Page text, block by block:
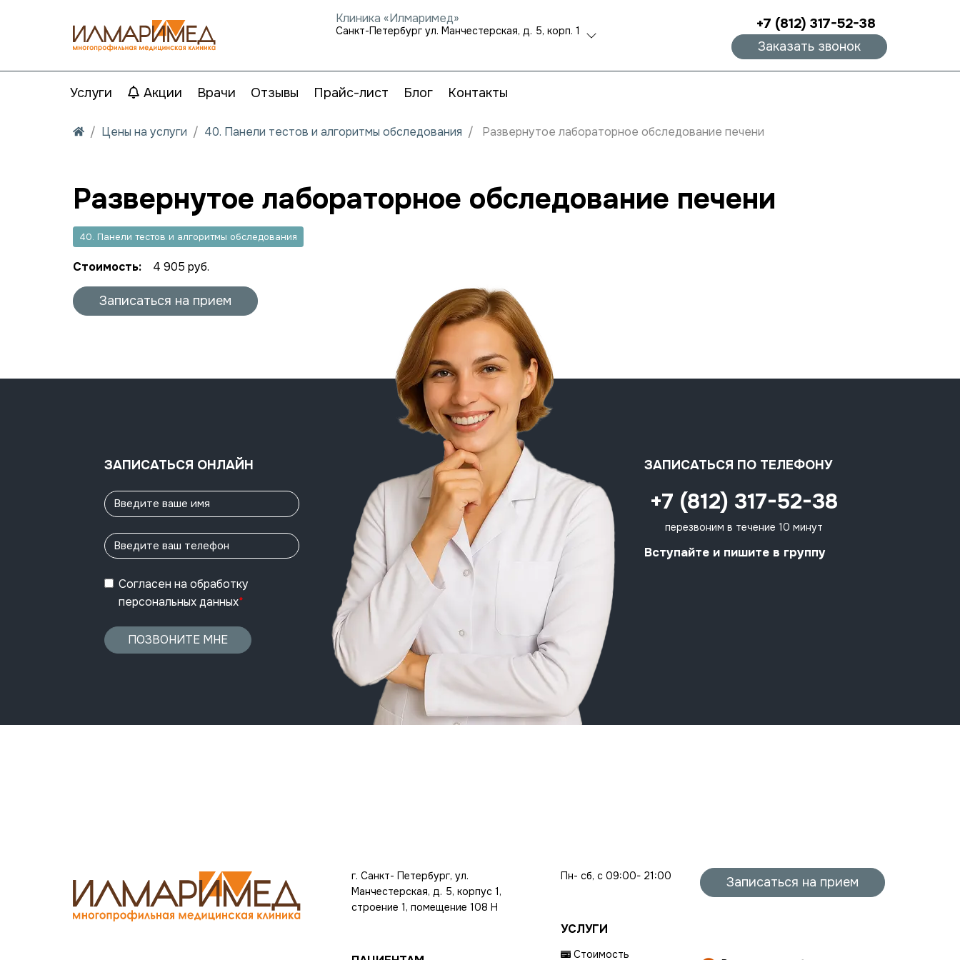
Клиника «Илмаримед»
Санкт-Петербург ул. Манчестерская, д. 5, корп. 1 +7 (812) 317-52-38
Заказать звонок
Услуги Акции Врачи Отзывы Прайс-лист Блог Контакты
Цены на услуги 40. Панели тестов и алгоритмы обследования Развернутое лабораторное обследование печени
Развернутое лабораторное обследование печени
40. Панели тестов и алгоритмы обследования
Стоимость: 4 905 руб.
Записаться на прием
ЗАПИСАТЬСЯ ОНЛАЙН
Согласен на обработку
персональных данных*
ПОЗВОНИТЕ МНЕ
ЗАПИСАТЬСЯ ПО ТЕЛЕФОНУ
+7 (812) 317-52-38
перезвоним в течение 10 минут
Вступайте и пишите в группу
г. Санкт- Петербург, ул.
Манчестерская, д. 5, корпус 1,
строение 1, помещение 108 Н
Пн- сб, с 09:00- 21:00
УСЛУГИ
Стоимость
Записаться на прием